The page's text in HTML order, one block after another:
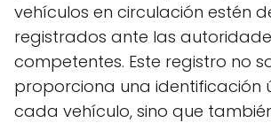
vehículos en circulación estén
registrados ante las
competentes. Este registro no
proporciona una identificación
cada vehículo, sino que